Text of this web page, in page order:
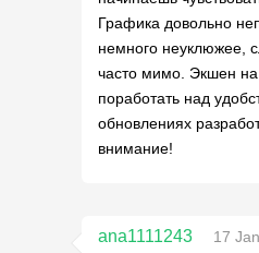
Графика довольно
немного неуклюжее,
часто мимо. Экшен
поработать над
обновлениях
внимание!
ana1111243
17